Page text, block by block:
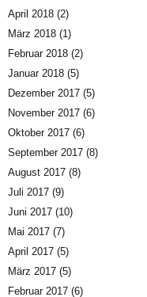
April 2018 (2)
März 2018 (1)
Februar 2018 (2)
Januar 2018 (5)
Dezember 2017 (5)
November 2017 (6)
Oktober 2017 (6)
September 2017 (8)
August 2017 (8)
Juli 2017 (9)
Juni 2017 (10)
Mai 2017 (7)
April 2017 (5)
März 2017 (5)
Februar 2017 (6)